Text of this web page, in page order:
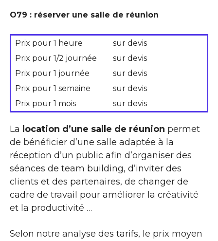
O79 : réserver une salle de réunion
Prix pour 1 heure
sur devis
Prix pour 1/2 journée
sur devis
Prix pour 1 journée
sur devis
Prix pour 1 semaine
sur devis
Prix pour 1 mois
sur devis
La location d’une salle de réunion permet
de bénéficier d’une salle adaptée à la
réception d’un public afin d’organiser des
séances de team building, d’inviter des
clients et des partenaires, de changer de
cadre de travail pour améliorer la créativité
et la productivité …
Selon notre analyse des tarifs, le prix moyen